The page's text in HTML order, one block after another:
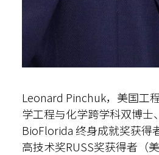
Leonard Pinchuk，美国工
学工程与化学跨学科双博士
BioFlorida 终身成就奖获得
高技术奖RUSS奖获得者（